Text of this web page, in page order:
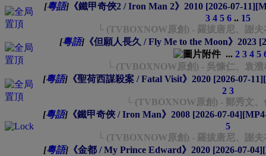
[粵語]《鐵甲奇俠2 / Iron Man 2》2010 [2026-07-
3 4 5 6.. 15
└ (TVBOXNOW原創) - 羅拔唐尼、謝
[粵語]《但願人長久 / Fly Me to the Moon》2023
... 2 3 4 5
└ (TVBOXNOW原創) - 吳慷仁、袁
[粵語] 《聖荷西謀殺案 / Fatal Visit》2020 [2026-07-
2 3
└ (TVBOXNOW原創) - 鄭秀文
[粵語]《鐵甲奇俠 / Iron Man》2008 [2026-07-
5
└ (TVBOXNOW原創) - 羅拔唐尼、謝
[粵語] 《金都 / My Prince Edward》2020 [2026-07-